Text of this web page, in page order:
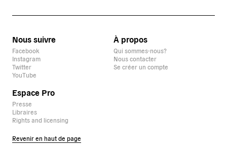
Nous suivre
Facebook
Instagram
Twitter
YouTube
À propos
Qui sommes-nous?
Nous contacter
Se créer un compte
Espace Pro
Presse
Libraires
Rights and licensing
Revenir en haut de page